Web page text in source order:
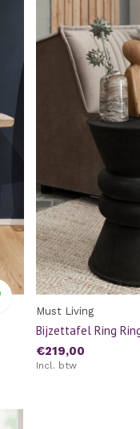
Must Living
Bijzettafel Ring
€219,00
Incl. btw